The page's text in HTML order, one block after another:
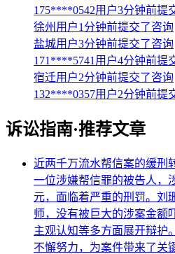
175****0542用户3分钟前提
徐州用户1分钟前提交了咨询
盐城用户3分钟前提交了咨询
171****5741用户4分钟前提
宿迁用户2分钟前提交了咨询
132****0357用户2分钟前提
诉讼指南·推荐文章
近两千万流水帮信案的缓刑
一位涉嫌帮信罪的被告人，
元，面临着严重的刑罚。刘
师，没有被巨大的涉案金额
主观认知等多方面展开辩护
不懈努力，为案件带来了关